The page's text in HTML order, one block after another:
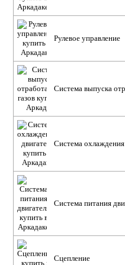
Рулевое управление
Система выпуска
Система охлаждения
Система питания
Сцепление